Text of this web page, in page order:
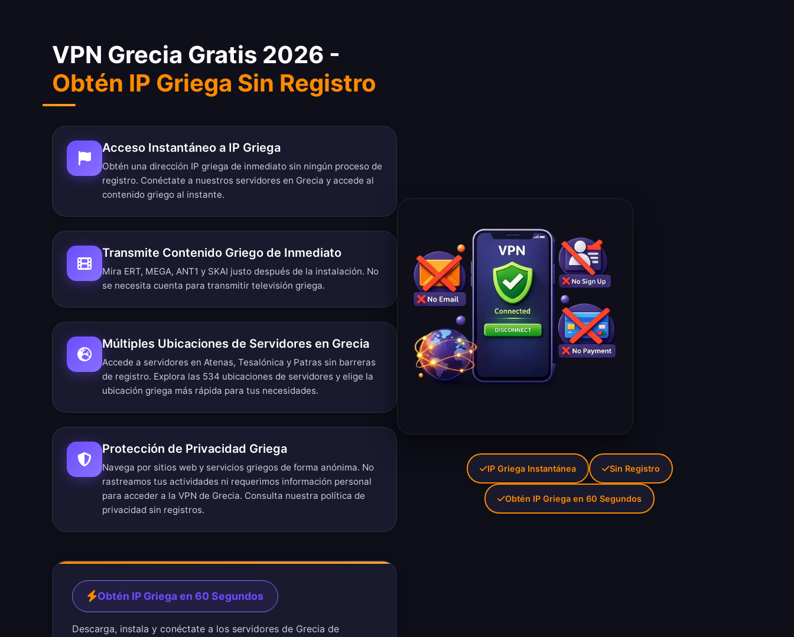
VPN Grecia Gratis 2026 -
Obtén IP Griega Sin Registro
Acceso Instantáneo a IP Griega
Obtén una dirección IP griega de inmediato sin ningún proceso de
registro. Conéctate a nuestros servidores en Grecia y accede al
contenido griego al instante.
Transmite Contenido Griego de Inmediato
Mira ERT, MEGA, ANT1 y SKAI justo después de la instalación. No
se necesita cuenta para transmitir televisión griega.
Múltiples Ubicaciones de Servidores en Grecia
Accede a servidores en Atenas, Tesalónica y Patras sin barreras
de registro. Explora las 534 ubicaciones de servidores y elige la
ubicación griega más rápida para tus necesidades.
Protección de Privacidad Griega
Navega por sitios web y servicios griegos de forma anónima. No
rastreamos tus actividades ni requerimos información personal
para acceder a la VPN de Grecia. Consulta nuestra política de
privacidad sin registros.
Obtén IP Griega en 60 Segundos
Descarga, instala y conéctate a los servidores de Grecia de
IP Griega Instantánea Sin Registro
Obtén IP Griega en 60 Segundos